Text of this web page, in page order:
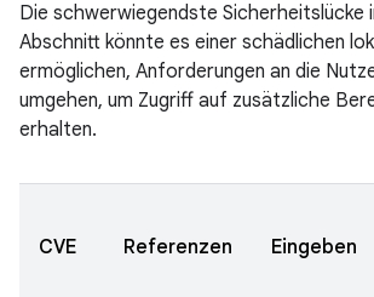
Die schwerwiegendste Sicherheitslücke
Abschnitt könnte es einer schädlichen
ermöglichen, Anforderungen an die
umgehen, um Zugriff auf zusätzliche
erhalten.
CVE Referenzen Eingeben